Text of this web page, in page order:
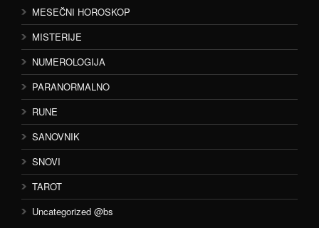
MESEČNI HOROSKOP
MISTERIJE
NUMEROLOGIJA
PARANORMALNO
RUNE
SANOVNIK
SNOVI
TAROT
Uncategorized @bs